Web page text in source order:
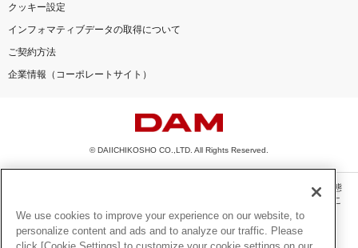
クッキー設定
インフォマティブデータの取得について
ご契約方法
企業情報（コーポレートサイト）
© DAIICHIKOSHO CO.,LTD. All Rights Reserved.
このサイトに掲載されている一切の文章・画像・写真・動画・音声等を、手段や形態
を問わず、著作権法の定める範囲を超えて無断で複製、転載、ファイル化などするこ
とを禁じます。
楽曲及びコンテンツは、機種によりご利用いただけない場合があります。
We use cookies to improve your experience on our website, to
personalize content and ads and to analyze our traffic. Please